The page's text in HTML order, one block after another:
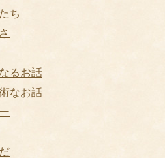
ち
るお話
なお話